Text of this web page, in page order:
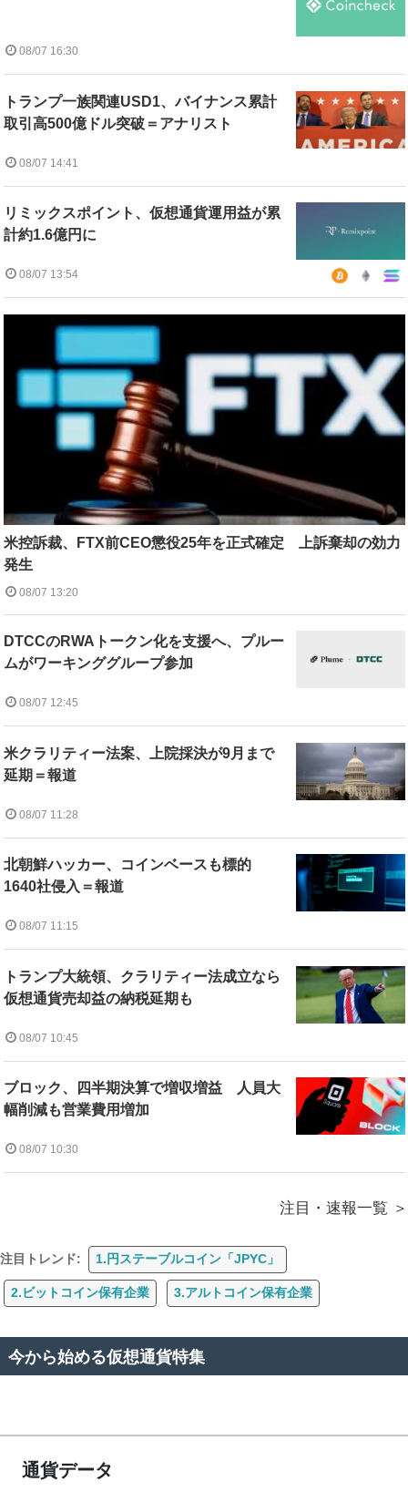
08/07 16:30
トランプ一族関連USD1、バイナンス累計
取引高500億ドル突破＝アナリスト
08/07 14:41
リミックスポイント、仮想通貨運用益が累
計約1.6億円に
08/07 13:54
米控訴裁、FTX前CEO懲役25年を正式確定 上訴棄却の効力
発生
08/07 13:20
DTCCのRWAトークン化を支援へ、プルー
ムがワーキンググループ参加
08/07 12:45
米クラリティー法案、上院採決が9月まで
延期＝報道
08/07 11:28
北朝鮮ハッカー、コインベースも標的
1640社侵入＝報道
08/07 11:15
トランプ大統領、クラリティー法成立なら
仮想通貨売却益の納税延期も
08/07 10:45
ブロック、四半期決算で増収増益 人員大
幅削減も営業費用増加
08/07 10:30
注目・速報一覧
注目トレンド: 1.円ステーブルコイン「JPYC」
2.ビットコイン保有企業 3.アルトコイン保有企業
今から始める仮想通貨特集
通貨データ